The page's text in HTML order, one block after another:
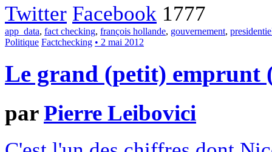
Twitter Facebook 1777
app_data, fact checking, françois hollande, gouvernement,
Politique Factchecking • 2 mai 2012
Le grand (petit) emprunt
parPierre Leibovici